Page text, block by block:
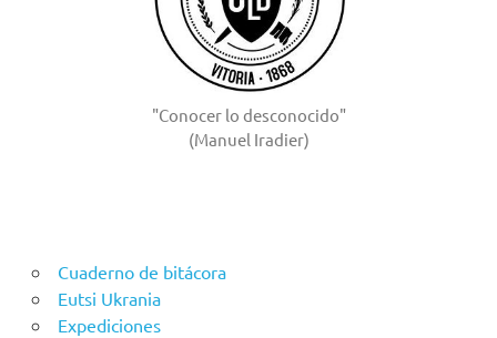
"Conocer lo desconocido"
(Manuel Iradier)
Cuaderno de bitácora
Eutsi Ukrania
Expediciones